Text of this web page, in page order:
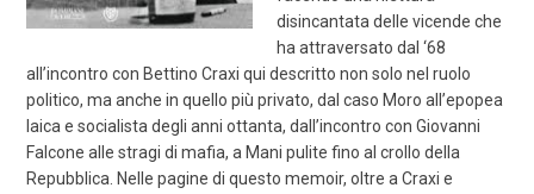
disincantata delle vicende che
ha attraversato dal ‘68
all’incontro con Bettino Craxi qui descritto non solo nel ruolo
politico, ma anche in quello più privato, dal caso Moro all’epopea
laica e socialista degli anni ottanta, dall’incontro con Giovanni
Falcone alle stragi di mafia, a Mani pulite fino al crollo della
Repubblica. Nelle pagine di questo memoir, oltre a Craxi e